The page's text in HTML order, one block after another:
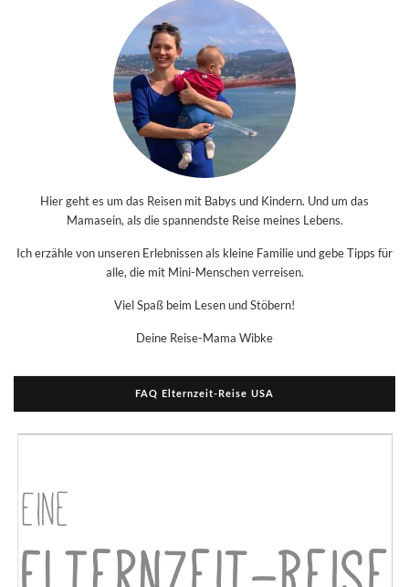
Hier geht es um das Reisen mit Babys und Kindern. Und um das
Mamasein, als die spannendste Reise meines Lebens.
Ich erzähle von unseren Erlebnissen als kleine Familie und gebe Tipps für
alle, die mit Mini-Menschen verreisen.
Viel Spaß beim Lesen und Stöbern!
Deine Reise-Mama Wibke
FAQ Elternzeit-Reise USA